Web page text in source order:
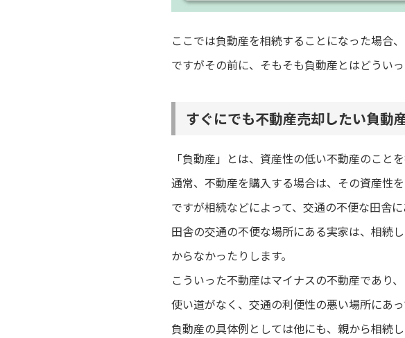
ここでは負動産を相続することになった場合
ですがその前に、そもそも負動産とはどうい
すぐにでも不動産売却したい負動
「負動産」とは、資産性の低い不動産のことを
通常、不動産を購入する場合は、その資産性
ですが相続などによって、交通の不便な田舎
田舎の交通の不便な場所にある実家は、相続
からなかったりします。
こういった不動産はマイナスの不動産であり
使い道がなく、交通の利便性の悪い場所にあ
負動産の具体例としては他にも、親から相続